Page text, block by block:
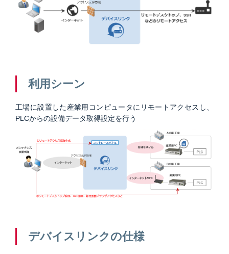
利用シーン
工場に設置した産業用コンピュータにリモートアクセスし、
PLCからの設備データ取得設定を行う
デバイスリンクの仕様